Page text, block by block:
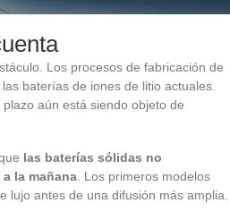
Los procesos de fabricación de
baterías de iones de litio actuales.
aún está siendo objeto de
las baterías sólidas no
la mañana . Los primeros modelos
lujo antes de una difusión más amplia.